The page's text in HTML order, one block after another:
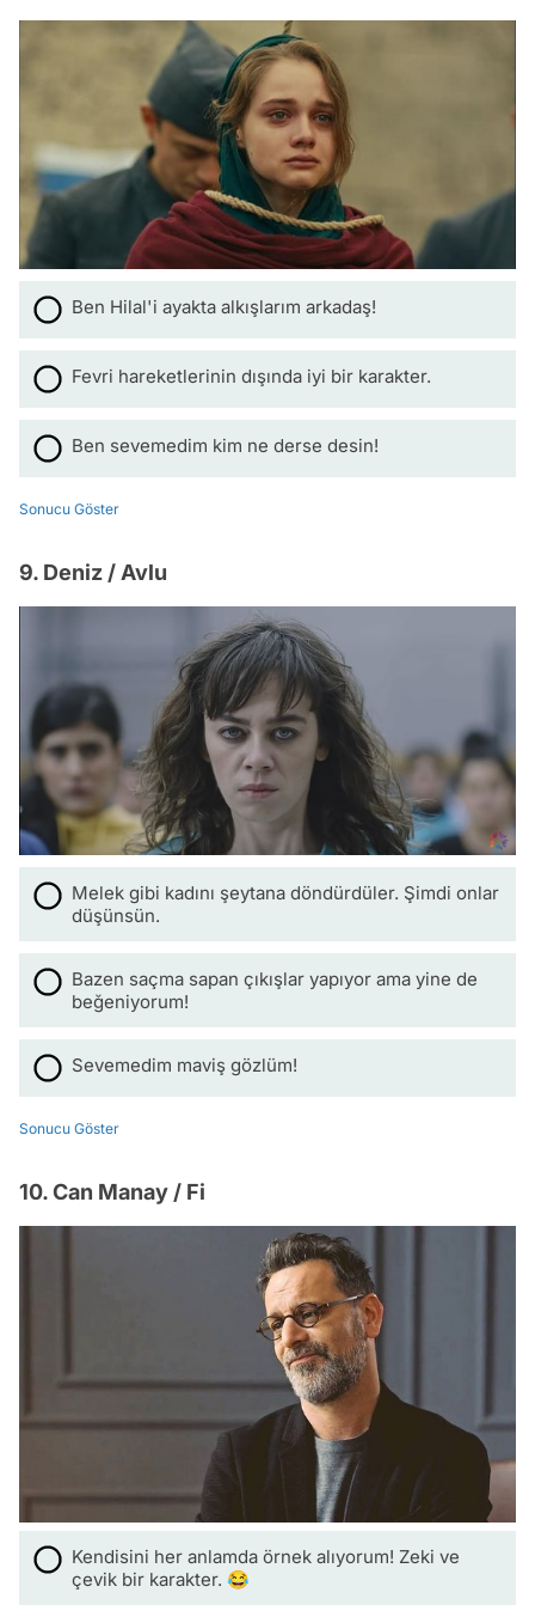
Ben Hilal'i ayakta alkışlarım arkadaş!
Fevri hareketlerinin dışında iyi bir karakter.
Ben sevemedim kim ne derse desin!
Sonucu Göster
9. Deniz / Avlu
Melek gibi kadını şeytana döndürdüler. Şimdi onlar
düşünsün.
Bazen saçma sapan çıkışlar yapıyor ama yine de
beğeniyorum!
Sevemedim maviş gözlüm!
Sonucu Göster
10. Can Manay / Fi
Kendisini her anlamda örnek alıyorum! Zeki ve
çevik bir karakter. 😂